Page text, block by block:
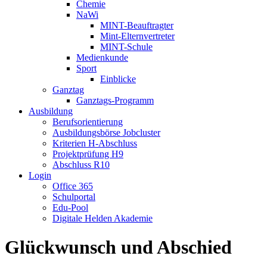
Chemie
NaWi
MINT-Beauftragter
Mint-Elternvertreter
MINT-Schule
Medienkunde
Sport
Einblicke
Ganztag
Ganztags-Programm
Ausbildung
Berufsorientierung
Ausbildungsbörse Jobcluster
Kriterien H-Abschluss
Projektprüfung H9
Abschluss R10
Login
Office 365
Schulportal
Edu-Pool
Digitale Helden Akademie
Glückwunsch und Abschied